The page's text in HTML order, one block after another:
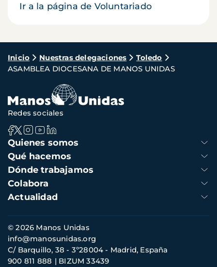
Ir a la página de Voluntariado
Ruta
de
navegación
Inicio Nuestras delegaciones
Toledo
ASAMBLEA DIOCESANA DE MANOS UNIDAS
Navegación
principal
Quienes somos
Qué hacemos
Dónde trabajamos
Colabora
Actualidad
Redes sociales
Información
de
contacto
© 2026 Manos Unidas
C/ Barquillo, 38 - 3º28004 - Madrid, España
900 811 888
BIZUM 33439
info@manosunidas.org